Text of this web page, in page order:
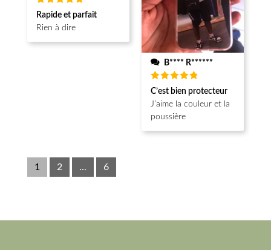
Note5
sur 5
Rapide et parfait
Rien à dire
B**** R******
Note5
sur 5
C’est bien protecteur
J’aime la couleur et la
poussière
1 2 ... 6